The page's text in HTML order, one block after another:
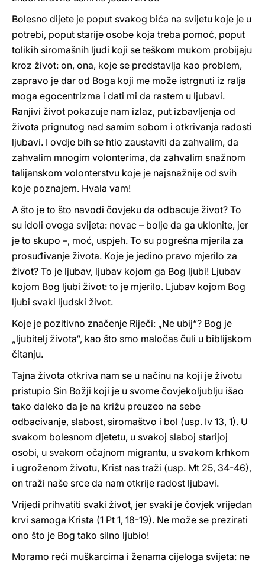
Bolesno dijete je poput svakog bića na svijetu koje je u
potrebi, poput starije osobe koja treba pomoć, poput
tolikih siromašnih ljudi koji se teškom mukom probijaju
kroz život: on, ona, koje se predstavlja kao problem,
zapravo je dar od Boga koji me može istrgnuti iz ralja
moga egocentrizma i dati mi da rastem u ljubavi.
Ranjivi život pokazuje nam izlaz, put izbavljenja od
života prignutog nad samim sobom i otkrivanja radosti
ljubavi. I ovdje bih se htio zaustaviti da zahvalim, da
zahvalim mnogim volonterima, da zahvalim snažnom
talijanskom volonterstvu koje je najsnažnije od svih
koje poznajem. Hvala vam!
A što je to što navodi čovjeku da odbacuje život? To
su idoli ovoga svijeta: novac – bolje da ga uklonite, jer
je to skupo –, moć, uspjeh. To su pogrešna mjerila za
prosuđivanje života. Koje je jedino pravo mjerilo za
život? To je ljubav, ljubav kojom ga Bog ljubi! Ljubav
kojom Bog ljubi život: to je mjerilo. Ljubav kojom Bog
ljubi svaki ljudski život.
Koje je pozitivno značenje Riječi: „Ne ubij“? Bog je
„ljubitelj života“, kao što smo maločas čuli u biblijskom
čitanju.
Tajna života otkriva nam se u načinu na koji je životu
pristupio Sin Božji koji je u svome čovjekoljublju išao
tako daleko da je na križu preuzeo na sebe
odbacivanje, slabost, siromaštvo i bol (usp. Iv 13, 1). U
svakom bolesnom djetetu, u svakoj slaboj starijoj
osobi, u svakom očajnom migrantu, u svakom krhkom
i ugroženom životu, Krist nas traži (usp. Mt 25, 34-46),
on traži naše srce da nam otkrije radost ljubavi.
Vrijedi prihvatiti svaki život, jer svaki je čovjek vrijedan
krvi samoga Krista (1 Pt 1, 18-19). Ne može se prezirati
ono što je Bog tako silno ljubio!
Moramo reći muškarcima i ženama cijeloga svijeta: ne